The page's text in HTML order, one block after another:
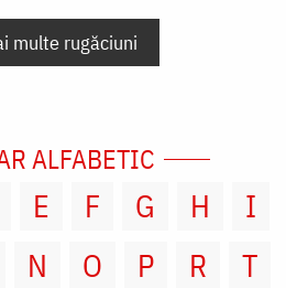
multe rugăciuni
ALFABETIC
E F G H
I
N O P R
T